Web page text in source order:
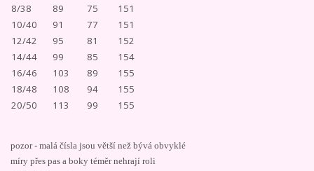
8/38
89 75
151
10/40
91 77
151
12/42
95 81
152
14/44
99 85
154
16/46
103 89
155
18/48
108 94
155
20/50
113 99 155
pozor - malá čísla jsou větší než bývá obvyklé
míry přes pas a boky téměr nehrají roli